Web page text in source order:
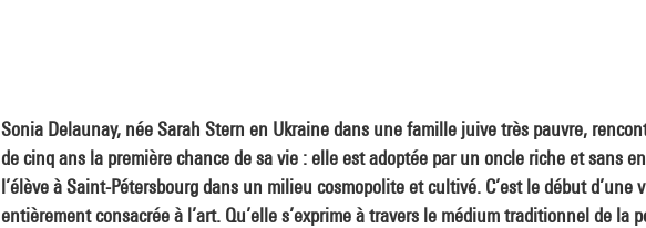
Sonia Delaunay, née Sarah Stern en Ukraine dans une famille juive très pauvre,
de cinq ans la première chance de sa vie : elle est adoptée par un oncle riche et sans
l’élève à Saint-Pétersbourg dans un milieu cosmopolite et cultivé. C’est le début d’une
entièrement consacrée à l’art. Qu’elle s’exprime à travers le médium traditionnel de la